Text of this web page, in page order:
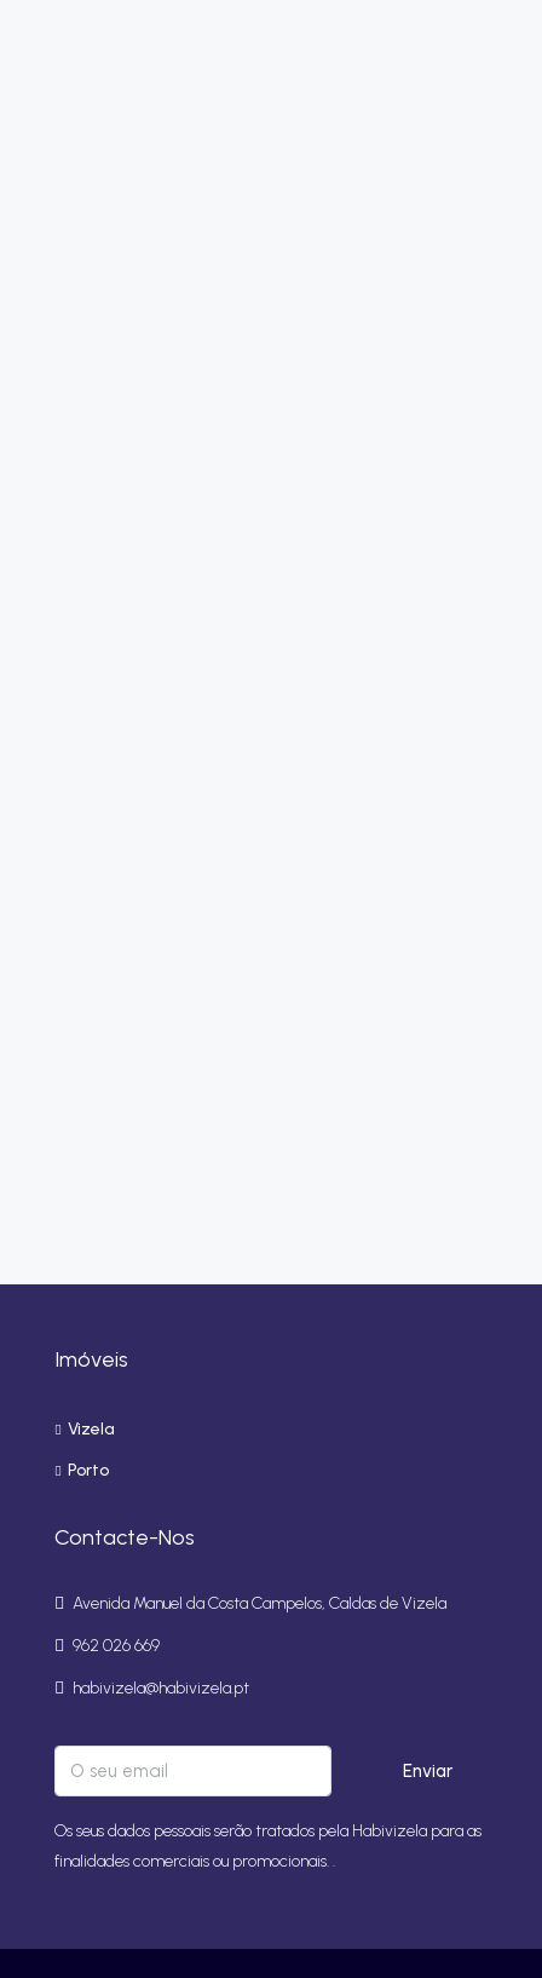
Imóveis
Vizela
Porto
Contacte-Nos
Avenida Manuel da Costa Campelos, Caldas de Vizela
962 026 669
habivizela@habivizela.pt
Enviar
Os seus dados pessoais serão tratados pela Habivizela para as
finalidades comerciais ou promocionais. .